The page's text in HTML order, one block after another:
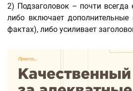
2) Подзаголовок – почти всегда
либо включает
фактах), либо усиливает